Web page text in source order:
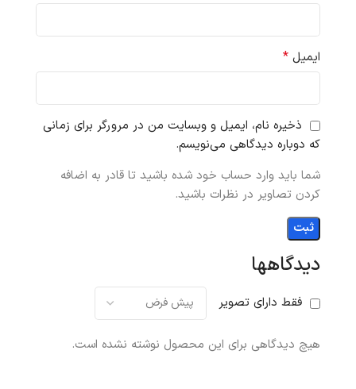
دیدگاهها
فقط دارای تصویر
هیچ دیدگاهی برای این محصول نوشته نشده است.
ایمیل *
ذخیره نام، ایمیل و وبسایت من در مرورگر برای زمانی
که دوباره دیدگاهی می‌نویسم.
شما باید وارد حساب خود شده باشید تا قادر به اضافه
کردن تصاویر در نظرات باشید.